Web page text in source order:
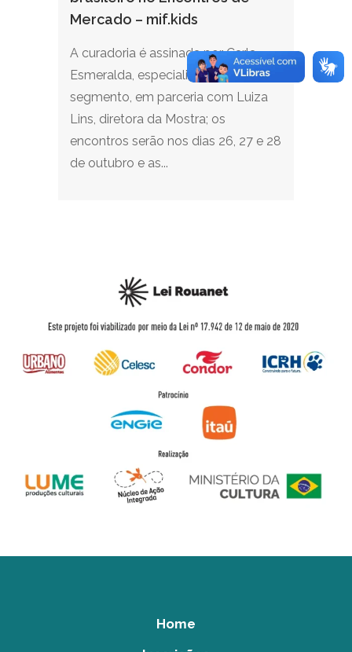
Mercado – mif.kids
A curadoria é assinada por Carla
Esmeralda, especialista no
segmento, em parceria com Luiza
Lins, diretora da Mostra; os
encontros serão nos dias 26, 27 e 28
de outubro e as...
Home